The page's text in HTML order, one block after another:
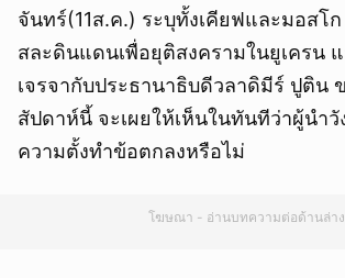
จันทร์(11ส.ค.) ระบุทั้งเคียฟและมอสโ
สละดินแดนเพื่อยุติสงครามในยูเครน
เจรจากับประธานาธิบดีวลาดิมีร์ ปูติน
สัปดาห์นี้ จะเผยให้เห็นในทันทีว่าผู้นำ
ความตั้งทำข้อตกลงหรือไม่
โฆษณา - อ่านบทความต่อด้านล่าง